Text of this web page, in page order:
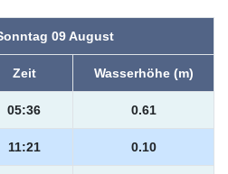
09 August
Zeit Wasserhöhe (m)
05:36 0.61
11:21 0.10